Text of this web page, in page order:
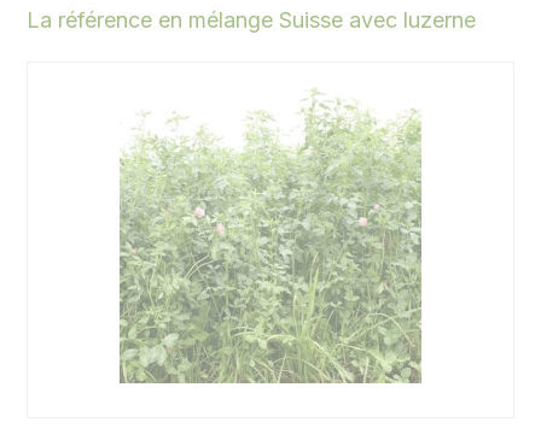
La référence en mélange Suisse avec luzerne